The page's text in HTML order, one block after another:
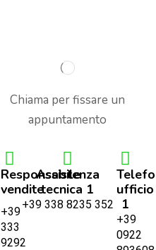
Chiama per fissare un
appuntamento
Responsabile
vendite
+39
333
9292
Assistenza
tecnica 1
+39 338 8235 352
ufficio
1
+39
0922